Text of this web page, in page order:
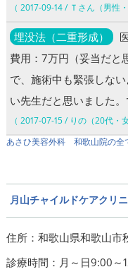
（ 2017-09-14 / Ｔさん（男性
埋没法（二重形成）
費用：7万円（妥当だと
で、施術中も緊張しな
い先生だと思いました
（ 2017-07-15 / りの（20代・
あさひ美容外科 和歌山院の全
月山チャイルドケアクリ
住所：和歌山県和歌山市
診療時間：月～日9:00～